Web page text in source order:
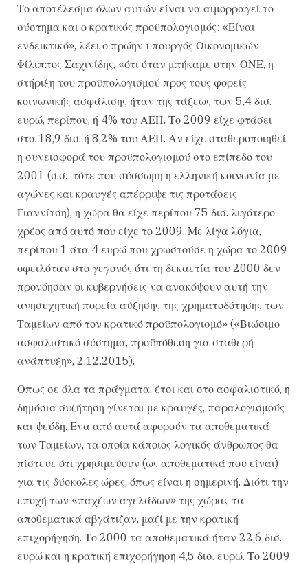
Το αποτέλεσμα όλων αυτών είναι να αιμορραγεί το
σύστημα και ο κρατικός προϋπολογισμός: «Είναι
ενδεικτικό», λέει ο πρώην υπουργός Οικονομικών
Φίλιππος Σαχινίδης, «ότι όταν μπήκαμε στην ΟΝΕ, η
στήριξη του προϋπολογισμού προς τους φορείς
κοινωνικής ασφάλισης ήταν της τάξεως των 5,4 δισ.
ευρώ, περίπου, ή 4% του ΑΕΠ. Το 2009 είχε φτάσει
στα 18,9 δισ. ή 8,2% του ΑΕΠ. Αν είχε σταθεροποιηθεί
η συνεισφορά του προϋπολογισμού στο επίπεδο του
2001 (σ.σ.: τότε που σύσσωμη η ελληνική κοινωνία με
αγώνες και κραυγές απέρριψε τις προτάσεις
Γιαννίτση), η χώρα θα είχε περίπου 75 δισ. λιγότερο
χρέος από αυτό που είχε το 2009. Με λίγα λόγια,
περίπου 1 στα 4 ευρώ που χρωστούσε η χώρα το 2009
οφειλόταν στο γεγονός ότι τη δεκαετία του 2000 δεν
προνόησαν οι κυβερνήσεις να ανακόψουν αυτή την
ανησυχητική πορεία αύξησης της χρηματοδότησης των
Ταμείων από τον κρατικό προϋπολογισμό» («Βιώσιμο
ασφαλιστικό σύστημα, προϋπόθεση για σταθερή
ανάπτυξη», 2.12.2015).
Οπως σε όλα τα πράγματα, έτσι και στο ασφαλιστικό, η
δημόσια συζήτηση γίνεται με κραυγές, παραλογισμούς
και ψεύδη. Ενα από αυτά αφορούν τα αποθεματικά
των Ταμείων, τα οποία κάποιος λογικός άνθρωπος θα
πίστευε ότι χρησιμεύουν (ως αποθεματικά που είναι)
για τις δύσκολες ώρες, όπως είναι η σημερινή. Διότι την
εποχή των «παχέων αγελάδων» της χώρας τα
αποθεματικά αβγάτιζαν, μαζί με την κρατική
επιχορήγηση. Το 2000 τα αποθεματικά ήταν 22,6 δισ.
ευρώ και η κρατική επιχορήγηση 4,5 δισ. ευρώ. Το 2009